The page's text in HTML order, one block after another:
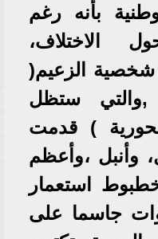
بأنه رغم
الاختلاف،
شخصية الزعيم(
,والتي ستظل
) قدمت
وأنبل ،وأعظم
استعمار
جاسما على